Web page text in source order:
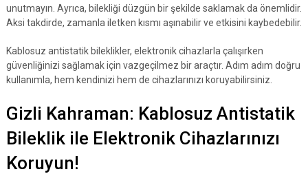
unutmayın. Ayrıca, bilekliği düzgün bir şekilde saklamak da önemlidir.
Aksi takdirde, zamanla iletken kısmı aşınabilir ve etkisini kaybedebilir.
Kablosuz antistatik bileklikler, elektronik cihazlarla çalışırken
güvenliğinizi sağlamak için vazgeçilmez bir araçtır. Adım adım doğru
kullanımla, hem kendinizi hem de cihazlarınızı koruyabilirsiniz.
Gizli Kahraman: Kablosuz Antistatik
Bileklik ile Elektronik Cihazlarınızı
Koruyun!